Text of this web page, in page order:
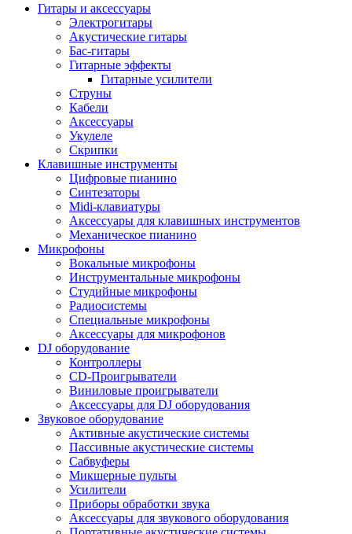
Гитары и аксессуары
Электрогитары
Акустические гитары
Бас-гитары
Гитарные эффекты
Гитарные усилители
Струны
Кабели
Аксессуары
Укулеле
Скрипки
Клавишные инструменты
Цифровые пианино
Синтезаторы
Midi-клавиатуры
Аксессуары для клавишных инструментов
Механическое пианино
Микрофоны
Вокальные микрофоны
Инструментальные микрофоны
Студийные микрофоны
Радиосистемы
Специальные микрофоны
Аксессуары для микрофонов
DJ оборудование
Контроллеры
CD-Проигрыватели
Виниловые проигрыватели
Аксессуары для DJ оборудования
Звуковое оборудование
Активные акустические системы
Пассивные акустические системы
Сабвуферы
Микшерные пульты
Усилители
Приборы обработки звука
Аксессуары для звукового оборудования